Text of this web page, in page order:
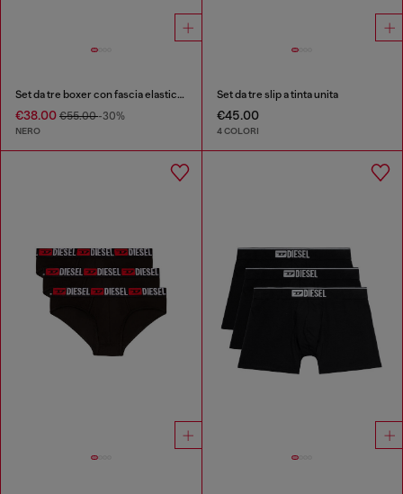
Set da tre boxer con fascia elastica in vita e piccolo logo
€38.00 €55.00-30%
NERO
Set da tre slip a tinta unita
€45.00
4 COLORI